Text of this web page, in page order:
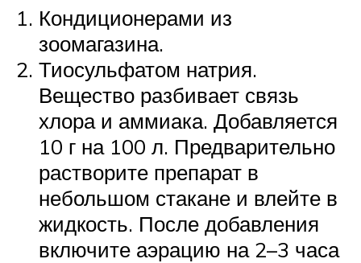
Кондиционерами из
зоомагазина.
Тиосульфатом натрия.
Вещество разбивает связь
хлора и аммиака. Добавляется
10 г на 100 л. Предварительно
растворите препарат в
небольшом стакане и влейте в
жидкость. После добавления
включите аэрацию на 2–3 часа